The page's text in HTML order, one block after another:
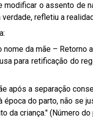
o assento de
refletiu a
da mãe – Retorno
para retificação do
após a separação
do parto, não se
da criança." (Número